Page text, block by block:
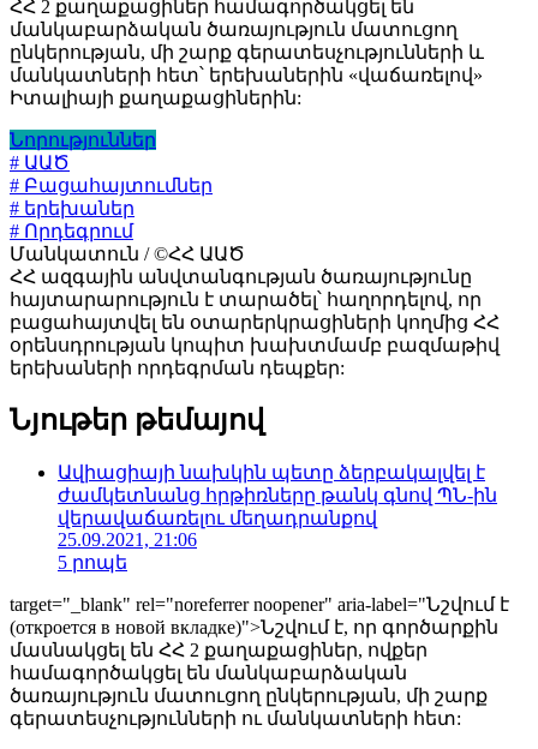
ՀՀ 2 քաղաքացիներ համագործակցել են
մանկաբարձական ծառայություն մատուցող
ընկերության, մի շարք գերատեսչությունների և
մանկատների հետ՝ երեխաներին «վաճառելով»
Իտալիայի քաղաքացիներին:
Նորություններ
# ԱԱԾ
# Բացահայտումներ
# երեխաներ
# Որդեգրում
Մանկատուն / ©ՀՀ ԱԱԾ
ՀՀ ազգային անվտանգության ծառայությունը
հայտարարություն է տարածել՝ հաղորդելով, որ
բացահայտվել են օտարերկրացիների կողմից ՀՀ
օրենսդրության կոպիտ խախտմամբ բազմաթիվ
երեխաների որդեգրման դեպքեր:
Նյութեր թեմայով
Ավիացիայի նախկին պետը ձերբակալվել է
ժամկետնանց հրթիռները թանկ գնով ՊՆ-ին
վերավաճառելու մեղադրանքով
25.09.2021, 21:06
5 րոպե
target="_blank" rel="noreferrer noopener" aria-label="Նշվում է
(откроется в новой вкладке)">Նշվում է, որ գործարքին
մասնակցել են ՀՀ 2 քաղաքացիներ, ովքեր
համագործակցել են մանկաբարձական
ծառայություն մատուցող ընկերության, մի շարք
գերատեսչությունների ու մանկատների հետ: